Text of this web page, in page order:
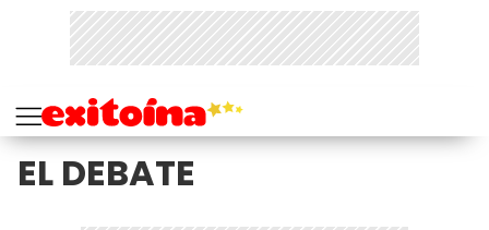
EL DEBATE